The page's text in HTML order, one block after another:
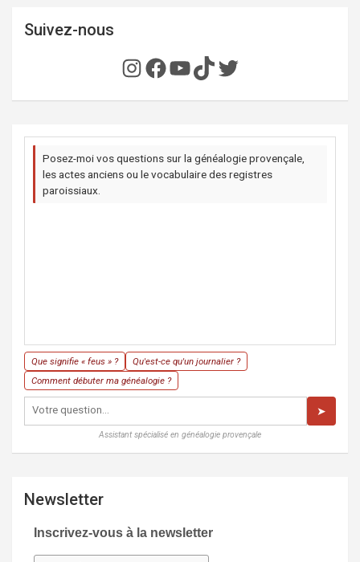
Suivez-nous
Instagram
Facebook
YouTube
TikTok
Twitter
Posez-moi vos questions sur la généalogie provençale,
les actes anciens ou le vocabulaire des registres
paroissiaux.
Que signifie « feus » ?
Qu'est-ce qu'un journalier ?
Comment débuter ma généalogie ?
➤
Assistant spécialisé en généalogie provençale
Newsletter
Inscrivez-vous à la newsletter